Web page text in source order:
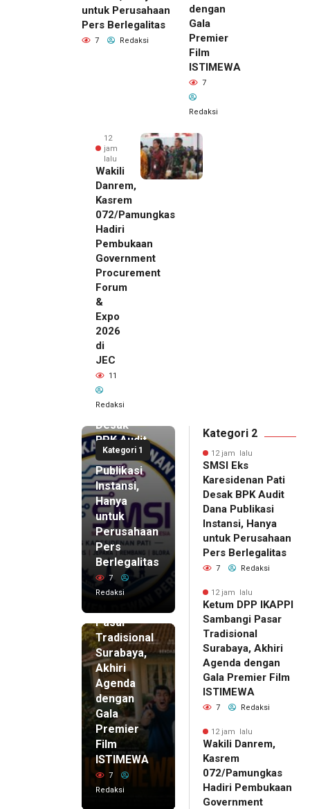
untuk Perusahaan
Pers Berlegalitas
7 Redaksi
dengan
Gala
Premier
Film
ISTIMEWA
7
Redaksi
12
jam
lalu
Wakili
Danrem,
Kasrem
072/Pamungkas
Hadiri
Pembukaan
Government
Procurement
Forum
&
Expo
2026
di
JEC
11
Redaksi
Kategori 1
12 jam lalu
SMSI Eks
Karesidenan
Pati
Desak
BPK Audit
Dana
Publikasi
Instansi,
Hanya
untuk
Perusahaan
Pers
Berlegalitas
7
Redaksi
12 jam lalu
Ketum
DPP
IKAPPI
Pasar
Tradisional
Surabaya,
Akhiri
Agenda
dengan
Gala
Premier
Film
ISTIMEWA
7
Redaksi
Kategori 2
12 jam lalu
SMSI Eks
Karesidenan Pati
Desak BPK Audit
Dana Publikasi
Instansi, Hanya
untuk Perusahaan
Pers Berlegalitas
7 Redaksi
12 jam lalu
Ketum DPP IKAPPI
Sambangi Pasar
Tradisional
Surabaya, Akhiri
Agenda dengan
Gala Premier Film
ISTIMEWA
7 Redaksi
12 jam lalu
Wakili Danrem,
Kasrem
072/Pamungkas
Hadiri Pembukaan
Government